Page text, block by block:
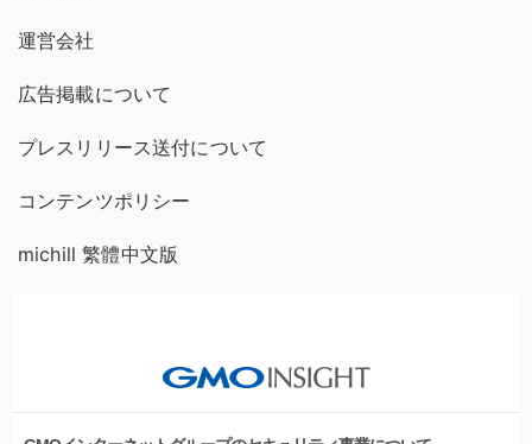
運営会社
広告掲載について
プレスリリース送付について
コンテンツポリシー
michill 繁體中文版